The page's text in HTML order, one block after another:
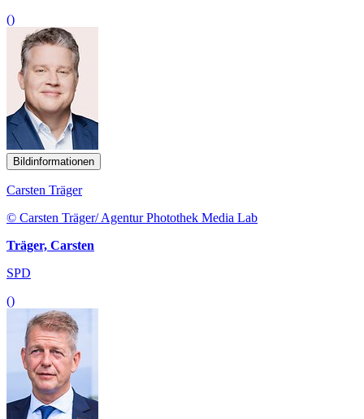
()
Bildinformationen
Carsten Träger
© Carsten Träger/ Agentur Photothek Media Lab
Träger, Carsten
SPD
()